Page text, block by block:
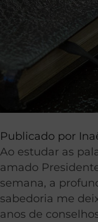
Publicado por
Ao estudar as
amado
semana, a
sabedoria me
anos de